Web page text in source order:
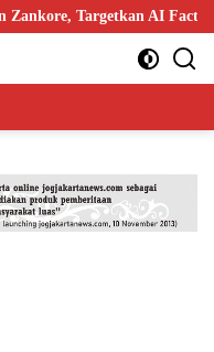
AI Factory 1 GW